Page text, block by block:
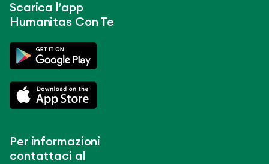
Scarica l’app
Humanitas Con Te
Per informazioni
contattaci al